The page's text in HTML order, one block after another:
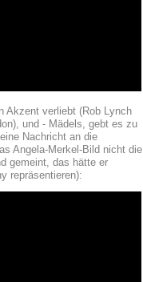
Akzent verliebt (Rob Lynch
und - Mädels, gebt es zu
Nachricht an die
Angela-Merkel-Bild nicht die
gemeint, das hätte er
repräsentieren):